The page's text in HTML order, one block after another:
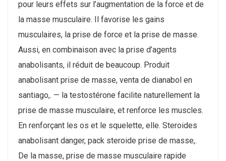
pour leurs effets sur l’augmentation de la force et de
la masse musculaire. Il favorise les gains
musculaires, la prise de force et la prise de masse.
Aussi, en combinaison avec la prise d’agents
anabolisants, il réduit de beaucoup. Produit
anabolisant prise de masse, venta de dianabol en
santiago,. — la testostérone facilite naturellement la
prise de masse musculaire, et renforce les muscles.
En renforçant les os et le squelette, elle. Steroides
anabolisant danger, pack steroide prise de masse,.
De la masse, prise de masse musculaire rapide